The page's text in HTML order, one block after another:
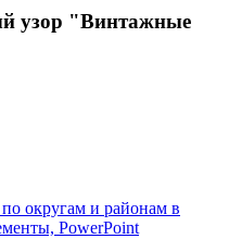
узор "Винтажные